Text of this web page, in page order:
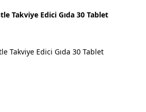
Takviye Edici Gıda 30 Tablet
Takviye Edici Gıda 30 Tablet